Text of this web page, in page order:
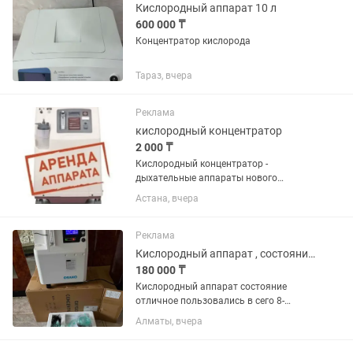
Кислородный аппарат 10 л
600 000 ₸
Концентратор кислорода
Тараз, вчера
Реклама
кислородный концентратор
2 000 ₸
Кислородный концентратор -
дыхательные аппараты нового
поколения, выдающие максимальный
процент кислорода среди всех
Производительность 3, 5 и 10 литров в
минуту,...
Астана, вчера
Реклама
Кислородный аппарат , состояние отличное
180 000 ₸
Кислородный аппарат состояние
отличное пользовались в сего 8-
дней.нахожусь первомайские пруды
Алматы, вчера